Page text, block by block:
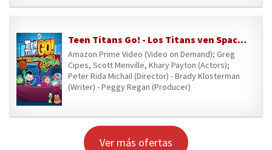
Teen Titans Go! - Los Titans ven Space Jam
Amazon Prime Video (Video on Demand); Greg
Cipes, Scott Menville, Khary Payton (Actors);
Peter Rida Michail (Director) - Brady Klosterman
(Writer) - Peggy Regan (Producer)
Ver más ofertas